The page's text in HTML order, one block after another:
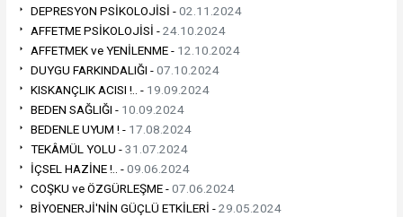
DEPRESYON PSİKOLOJİSİ -02.11.2024
AFFETME PSİKOLOJİSİ -24.10.2024
AFFETMEK ve YENİLENME - 12.10.2024
DUYGU FARKINDALIĞI -07.10.2024
KISKANÇLIK ACISI !.. - 19.09.2024
BEDEN SAĞLIĞI - 10.09.2024
BEDENLE UYUM ! - 17.08.2024
TEKÂMÜL YOLU -31.07.2024
İÇSEL HAZİNE !.. -09.06.2024
COŞKU ve ÖZGÜRLEŞME -07.06.2024
BİYOENERJİ'NİN GÜÇLÜ ETKİLERİ -29.05.2024